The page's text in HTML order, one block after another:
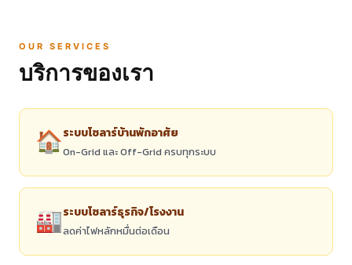
OUR SERVICES
บริการของเรา
🏠ระบบโซลาร์บ้านพักอาศัย
On-Grid และ Off-Grid ครบทุกระบบ
🏭ระบบโซลาร์ธุรกิจ/โรงงาน
ลดค่าไฟหลักหมื่นต่อเดือน